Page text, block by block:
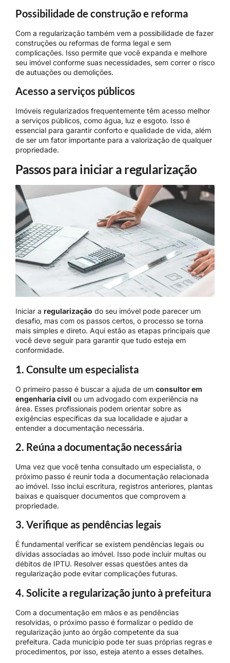
Possibilidade de construção e reforma
Com a regularização também vem a possibilidade de fazer
construções ou reformas de forma legal e sem
complicações. Isso permite que você expanda e melhore
seu imóvel conforme suas necessidades, sem correr o risco
de autuações ou demolições.
Acesso a serviços públicos
Imóveis regularizados frequentemente têm acesso melhor
a serviços públicos, como água, luz e esgoto. Isso é
essencial para garantir conforto e qualidade de vida, além
de ser um fator importante para a valorização de qualquer
propriedade.
Passos para iniciar a regularização
Iniciar a regularização do seu imóvel pode parecer um
desafio, mas com os passos certos, o processo se torna
mais simples e direto. Aqui estão as etapas principais que
você deve seguir para garantir que tudo esteja em
conformidade.
1. Consulte um especialista
O primeiro passo é buscar a ajuda de um consultor em
engenharia civil ou um advogado com experiência na
área. Esses profissionais podem orientar sobre as
exigências específicas da sua localidade e ajudar a
entender a documentação necessária.
2. Reúna a documentação necessária
Uma vez que você tenha consultado um especialista, o
próximo passo é reunir toda a documentação relacionada
ao imóvel. Isso inclui escritura, registros anteriores, plantas
baixas e quaisquer documentos que comprovem a
propriedade.
3. Verifique as pendências legais
É fundamental verificar se existem pendências legais ou
dívidas associadas ao imóvel. Isso pode incluir multas ou
débitos de IPTU. Resolver essas questões antes da
regularização pode evitar complicações futuras.
4. Solicite a regularização junto à prefeitura
Com a documentação em mãos e as pendências
resolvidas, o próximo passo é formalizar o pedido de
regularização junto ao órgão competente da sua
prefeitura. Cada município pode ter suas próprias regras e
procedimentos, por isso, esteja atento a esses detalhes.